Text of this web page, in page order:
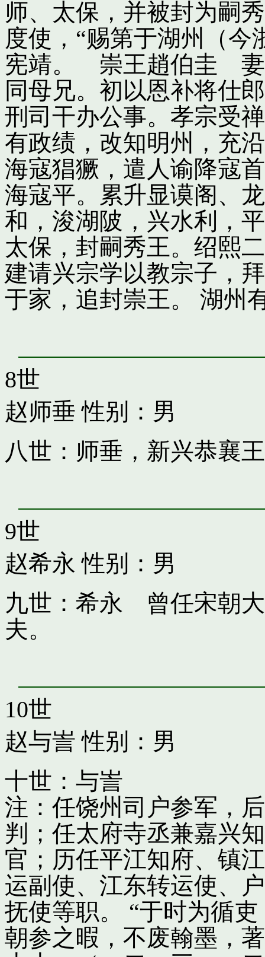
师、太保，并被封为嗣
度使，“赐第于湖州（今
宪靖。 崇王趙伯圭 妻
同母兄。初以恩补将仕
刑司干办公事。孝宗受
有政绩，改知明州，充
海寇猖獗，遣人谕降寇
海寇平。累升显谟阁、
和，浚湖陂，兴水利，
太保，封嗣秀王。绍熙
建请兴宗学以教宗子，
于家，追封崇王。 湖州
8世
赵师垂 性别：男
八世：师垂，新兴恭襄王
9世
赵希永 性别：男
九世：希永 曾任宋朝
夫。
10世
赵与訔 性别：男
十世：与訔
注：任饶州司户参军，
判；任太府寺丞兼嘉兴
官；历任平江知府、镇
运副使、江东转运使、
抚使等职。 “于时为循
朝参之暇，不废翰墨，